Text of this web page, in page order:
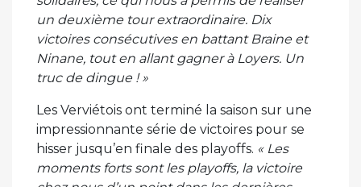
un deuxième tour extraordinaire. Dix
victoires consécutives en battant Braine et
Ninane, tout en allant gagner à Loyers. Un
truc de dingue ! »
Les Verviétois ont terminé la saison sur une
impressionnante série de victoires pour se
hisser jusqu’en finale des playoffs. « Les
moments forts sont les playoffs, la victoire